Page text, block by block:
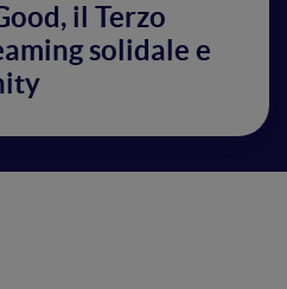
il Terzo
solidale e